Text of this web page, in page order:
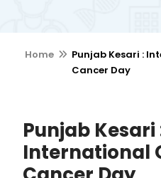
Home
Punjab Kesari :
Cancer Day
Punjab Kesari
International